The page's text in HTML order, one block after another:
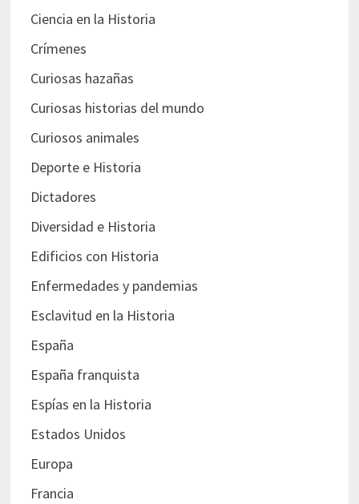
Ciencia en la Historia
Crímenes
Curiosas hazañas
Curiosas historias del mundo
Curiosos animales
Deporte e Historia
Dictadores
Diversidad e Historia
Edificios con Historia
Enfermedades y pandemias
Esclavitud en la Historia
España
España franquista
Espías en la Historia
Estados Unidos
Europa
Francia